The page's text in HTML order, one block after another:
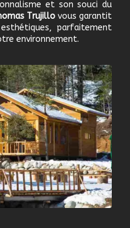
et son souci du
Trujillo vous garantit
parfaitement
environnement.